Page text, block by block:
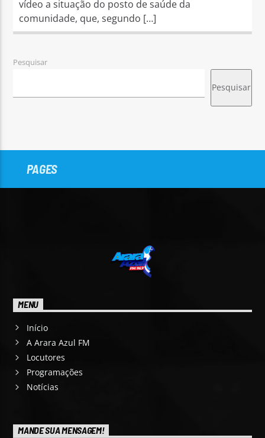
vídeo a situação do posto de saúde da
comunidade, que, segundo […]
Pesquisar
Pesquisar
PAGES
MENU
Início
A Arara Azul FM
Locutores
Programações
Notícias
MANDE SUA MENSAGEM!